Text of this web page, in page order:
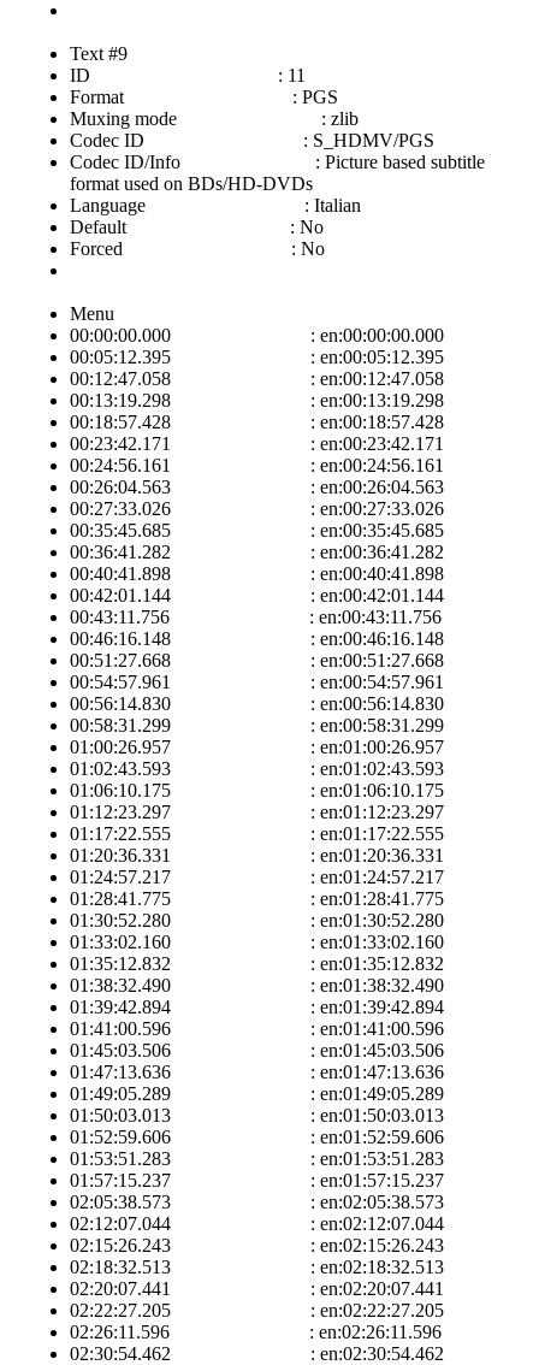
Text #9
ID : 11
Format : PGS
Muxing mode : zlib
Codec ID : S_HDMV/PGS
Codec ID/Info : Picture based subtitle
format used on BDs/HD-DVDs
Language : Italian
Default : No
Forced : No
Menu
00:00:00.000 : en:00:00:00.000
00:05:12.395 : en:00:05:12.395
00:12:47.058 : en:00:12:47.058
00:13:19.298 : en:00:13:19.298
00:18:57.428 : en:00:18:57.428
00:23:42.171 : en:00:23:42.171
00:24:56.161 : en:00:24:56.161
00:26:04.563 : en:00:26:04.563
00:27:33.026 : en:00:27:33.026
00:35:45.685 : en:00:35:45.685
00:36:41.282 : en:00:36:41.282
00:40:41.898 : en:00:40:41.898
00:42:01.144 : en:00:42:01.144
00:43:11.756 : en:00:43:11.756
00:46:16.148 : en:00:46:16.148
00:51:27.668 : en:00:51:27.668
00:54:57.961 : en:00:54:57.961
00:56:14.830 : en:00:56:14.830
00:58:31.299 : en:00:58:31.299
01:00:26.957 : en:01:00:26.957
01:02:43.593 : en:01:02:43.593
01:06:10.175 : en:01:06:10.175
01:12:23.297 : en:01:12:23.297
01:17:22.555 : en:01:17:22.555
01:20:36.331 : en:01:20:36.331
01:24:57.217 : en:01:24:57.217
01:28:41.775 : en:01:28:41.775
01:30:52.280 : en:01:30:52.280
01:33:02.160 : en:01:33:02.160
01:35:12.832 : en:01:35:12.832
01:38:32.490 : en:01:38:32.490
01:39:42.894 : en:01:39:42.894
01:41:00.596 : en:01:41:00.596
01:45:03.506 : en:01:45:03.506
01:47:13.636 : en:01:47:13.636
01:49:05.289 : en:01:49:05.289
01:50:03.013 : en:01:50:03.013
01:52:59.606 : en:01:52:59.606
01:53:51.283 : en:01:53:51.283
01:57:15.237 : en:01:57:15.237
02:05:38.573 : en:02:05:38.573
02:12:07.044 : en:02:12:07.044
02:15:26.243 : en:02:15:26.243
02:18:32.513 : en:02:18:32.513
02:20:07.441 : en:02:20:07.441
02:22:27.205 : en:02:22:27.205
02:26:11.596 : en:02:26:11.596
02:30:54.462 : en:02:30:54.462